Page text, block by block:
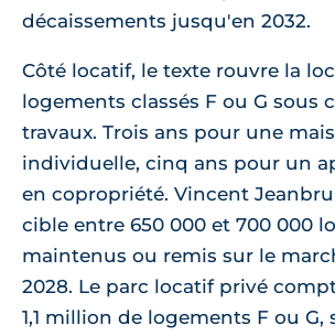
décaissements jusqu'en 2032.
Côté locatif, le texte rouvre la
logements classés F ou G sous
travaux. Trois ans pour une
individuelle, cinq ans pour un
en copropriété. Vincent
cible entre 650 000 et 700 000
maintenus ou remis sur le
2028. Le parc locatif privé
1,1 million de logements F ou G,